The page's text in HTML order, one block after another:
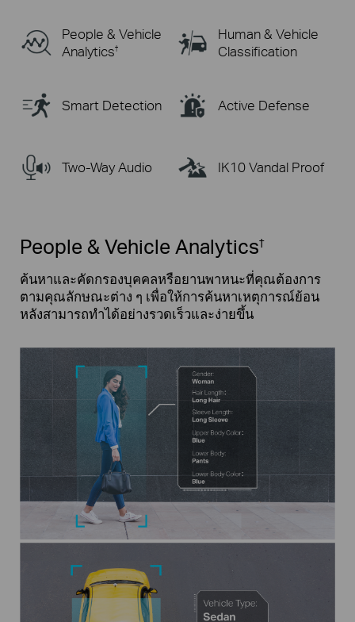
People & Vehicle
Analytics†
Human & Vehicle
Classification
Smart Detection Active Defense
Two-Way Audio IK10 Vandal Proof
People & Vehicle Analytics†
ค้นหาและคัดกรองบุคคลหรือยานพาหนะที่คุณต้องการ
ตามคุณลักษณะต่าง ๆ เพื่อให้การค้นหาเหตุการณ์ย้อน
หลังสามารถทำได้อย่างรวดเร็วและง่ายขึ้น